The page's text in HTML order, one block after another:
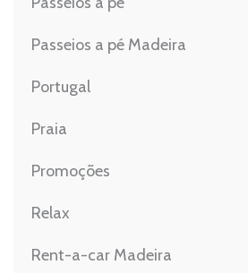
Passeios a pé Madeira
Portugal
Praia
Promoções
Relax
Rent-a-car Madeira